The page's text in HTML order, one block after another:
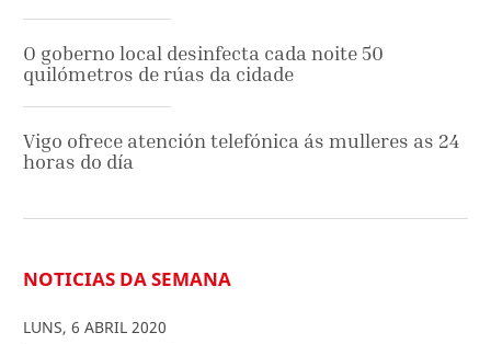
O goberno local desinfecta cada noite 50
quilómetros de rúas da cidade
Vigo ofrece atención telefónica ás mulleres as 24
horas do día
NOTICIAS DA SEMANA
LUNS, 6 ABRIL 2020